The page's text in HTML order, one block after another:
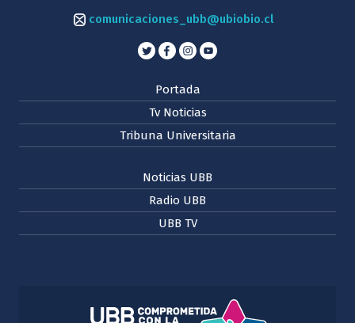
comunicaciones_ubb@ubiobio.cl
Portada
Tv Noticias
Tribuna Universitaria
Noticias UBB
Radio UBB
UBB TV